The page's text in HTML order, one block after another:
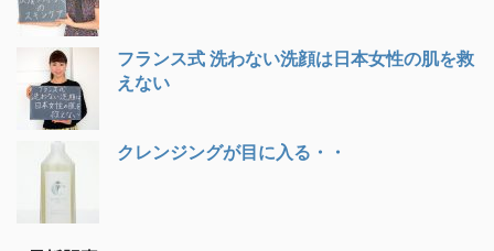
フランス式 洗わない洗顔は日本女性の肌を救
えない
クレンジングが目に入る・・